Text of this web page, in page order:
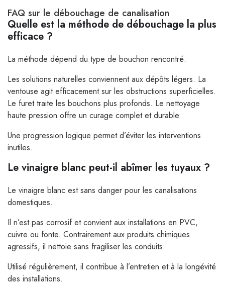
FAQ sur le débouchage de canalisation
Quelle est la méthode de débouchage la plus
efficace ?
La méthode dépend du type de bouchon rencontré.
Les solutions naturelles conviennent aux dépôts légers. La
ventouse agit efficacement sur les obstructions superficielles.
Le furet traite les bouchons plus profonds. Le nettoyage
haute pression offre un curage complet et durable.
Une progression logique permet d’éviter les interventions
inutiles.
Le vinaigre blanc peut-il abîmer les tuyaux ?
Le vinaigre blanc est sans danger pour les canalisations
domestiques.
Il n’est pas corrosif et convient aux installations en PVC,
cuivre ou fonte. Contrairement aux produits chimiques
agressifs, il nettoie sans fragiliser les conduits.
Utilisé régulièrement, il contribue à l’entretien et à la longévité
des installations.